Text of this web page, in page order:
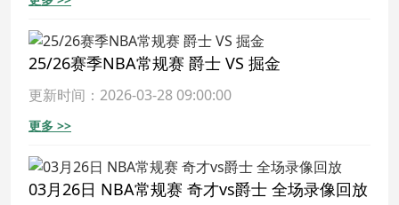
25/26赛季NBA常规赛 爵士 VS 掘金
更新时间：2026-03-28 09:00:00
更多 >>
03月26日 NBA常规赛 奇才vs爵士 全场录像回放